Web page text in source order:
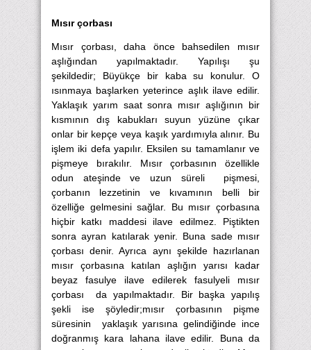
Mısır çorbası
Mısır çorbası, daha önce bahsedilen mısır
aşlığından yapılmaktadır. Yapılışı şu
şekildedir; Büyükçe bir kaba su konulur. O
ısınmaya başlarken yeterince aşlık ilave edilir.
Yaklaşık yarım saat sonra mısır aşlığının bir
kısmının dış kabukları suyun yüzüne çıkar
onlar bir kepçe veya kaşık yardımıyla alınır. Bu
işlem iki defa yapılır. Eksilen su tamamlanır ve
pişmeye bırakılır. Mısır çorbasının özellikle
odun ateşinde ve uzun süreli pişmesi,
çorbanın lezzetinin ve kıvamının belli bir
özelliğe gelmesini sağlar. Bu mısır çorbasına
hiçbir katkı maddesi ilave edilmez. Piştikten
sonra ayran katılarak yenir. Buna sade mısır
çorbası denir. Ayrıca aynı şekilde hazırlanan
mısır çorbasına katılan aşlığın yarısı kadar
beyaz fasulye ilave edilerek fasulyeli mısır
çorbası da yapılmaktadır. Bir başka yapılış
şekli ise şöyledir;mısır çorbasının pişme
süresinin yaklaşık yarısına gelindiğinde ince
doğranmış kara lahana ilave edilir. Buna da